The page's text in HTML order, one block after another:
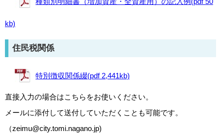
kb)
住民税関係
特別徴収関係綴(pdf 2,441kb)
直接入力の場合はこちらをお使いください。
メールに添付して送付していただくことも可能です。
（zeimu@city.tomi.nagano.jp)